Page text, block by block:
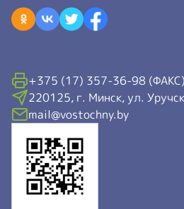
+375 (17) 357-36-98 (ФАКС)
220125, г. Минск, ул.
mail@vostochny.by